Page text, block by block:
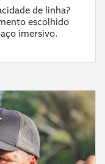
de linha?
escolhido
imersivo.